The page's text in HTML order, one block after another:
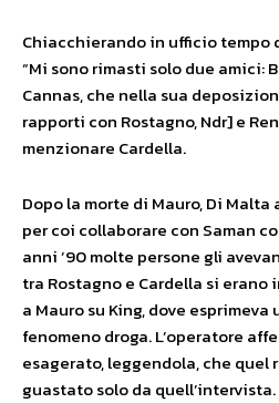
Chiacchierando in ufficio tempo
“Mi sono rimasti solo due amici:
Cannas, che nella sua
rapporti con Rostagno, Ndr] e
menzionare Cardella.
Dopo la morte di Mauro, Di
per coi collaborare con Saman
anni ’90 molte persone gli
tra Rostagno e Cardella si
a Mauro su King, dove
fenomeno droga. L’operatore
esagerato, leggendola, che quel
guastato solo da quell’intervista.